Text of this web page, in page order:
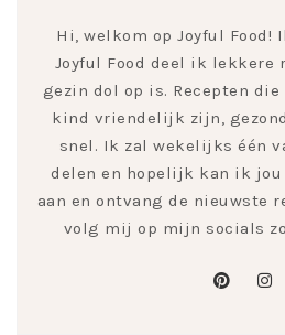
Hi, welkom op Joyful Food!
Joyful Food deel ik lekkere
gezin dol op is. Recepten
kind vriendelijk zijn,
snel. Ik zal wekelijks één
delen en hopelijk kan ik
aan en ontvang de nieuwste
volg mij op mijn socials